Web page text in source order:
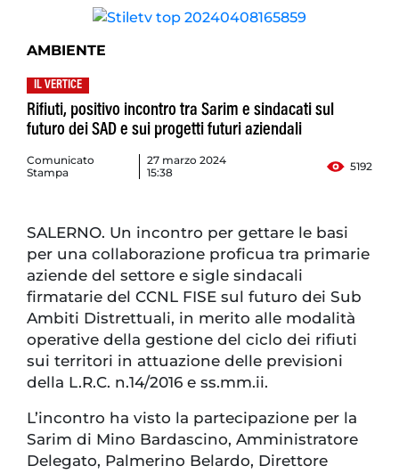
AMBIENTE
IL VERTICE
Rifiuti, positivo incontro tra Sarim e sindacati sul
futuro dei SAD e sui progetti futuri aziendali
Comunicato
Stampa
27 marzo 2024
15:38
5192
SALERNO. Un incontro per gettare le basi
per una collaborazione proficua tra primarie
aziende del settore e sigle sindacali
firmatarie del CCNL FISE sul futuro dei Sub
Ambiti Distrettuali, in merito alle modalità
operative della gestione del ciclo dei rifiuti
sui territori in attuazione delle previsioni
della L.R.C. n.14/2016 e ss.mm.ii.
L’incontro ha visto la partecipazione per la
Sarim di Mino Bardascino, Amministratore
Delegato, Palmerino Belardo, Direttore